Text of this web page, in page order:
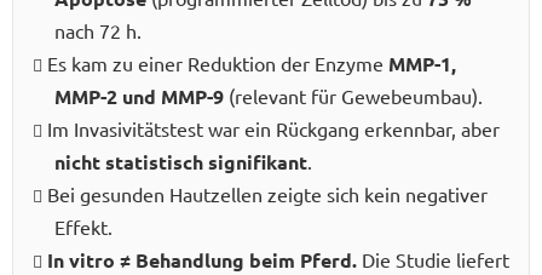
nach 72 h.
Es kam zu einer Reduktion der Enzyme MMP-1,
MMP-2 und MMP-9 (relevant für Gewebeumbau).
Im Invasivitätstest war ein Rückgang erkennbar, aber
nicht statistisch signifikant.
Bei gesunden Hautzellen zeigte sich kein negativer
Effekt.
In vitro ≠ Behandlung beim Pferd. Die Studie liefert